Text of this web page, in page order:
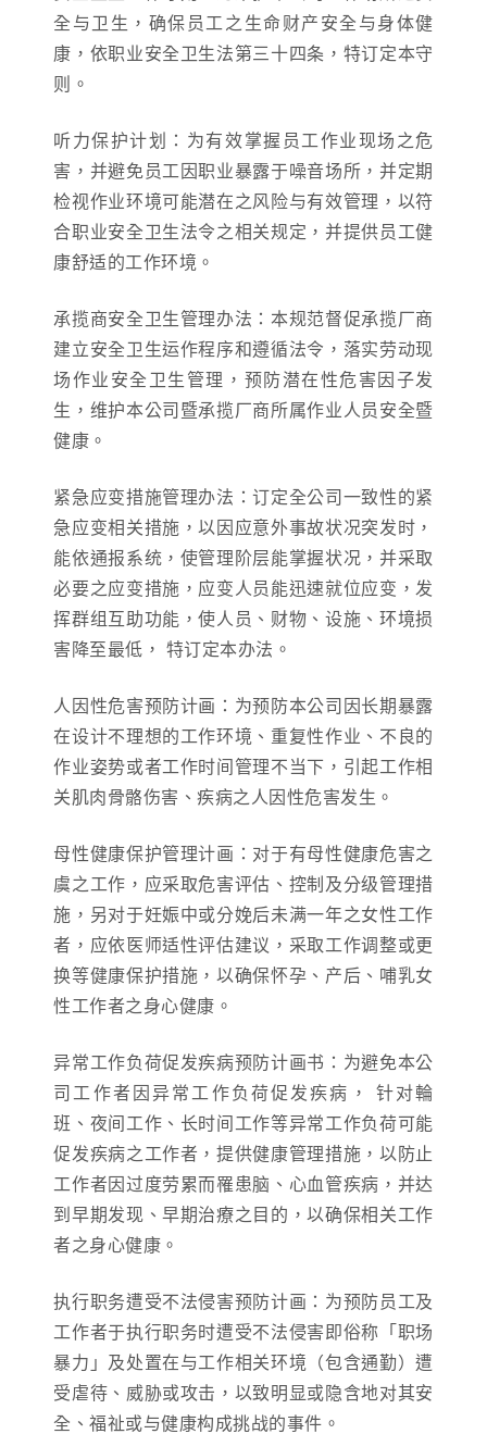
全与卫生，确保员工之生命财产安全与身体健
康，依职业安全卫生法第三十四条，特订定本守
则。
听力保护计划：为有效掌握员工作业现场之危
害，并避免员工因职业暴露于噪音场所，并定期
检视作业环境可能潜在之风险与有效管理，以符
合职业安全卫生法令之相关规定，并提供员工健
康舒适的工作环境。
承揽商安全卫生管理办法：本规范督促承揽厂商
建立安全卫生运作程序和遵循法令，落实劳动现
场作业安全卫生管理，预防潜在性危害因子发
生，维护本公司暨承揽厂商所属作业人员安全暨
健康。
紧急应变措施管理办法：订定全公司一致性的紧
急应变相关措施，以因应意外事故状况突发时，
能依通报系统，使管理阶层能掌握状况，并采取
必要之应变措施，应变人员能迅速就位应变，发
挥群组互助功能，使人员、财物、设施、环境损
害降至最低， 特订定本办法。
人因性危害预防计画：为预防本公司因长期暴露
在设计不理想的工作环境、重复性作业、不良的
作业姿势或者工作时间管理不当下，引起工作相
关肌肉骨骼伤害、疾病之人因性危害发生。
母性健康保护管理计画：对于有母性健康危害之
虞之工作，应采取危害评估、控制及分级管理措
施，另对于妊娠中或分娩后未满一年之女性工作
者，应依医师适性评估建议，采取工作调整或更
换等健康保护措施，以确保怀孕、产后、哺乳女
性工作者之身心健康。
异常工作负荷促发疾病预防计画书：为避免本公
司工作者因异常工作负荷促发疾病， 针对輪
班、夜间工作、长时间工作等异常工作负荷可能
促发疾病之工作者，提供健康管理措施，以防止
工作者因过度劳累而罹患脑、心血管疾病，并达
到早期发现、早期治療之目的，以确保相关工作
者之身心健康。
执行职务遭受不法侵害预防计画：为预防员工及
工作者于执行职务时遭受不法侵害即俗称「职场
暴力」及处置在与工作相关环境（包含通勤）遭
受虐待、威胁或攻击，以致明显或隐含地对其安
全、福祉或与健康构成挑战的事件。